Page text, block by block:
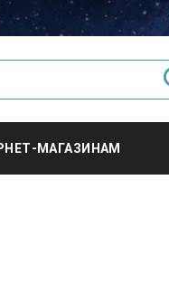
МАГАЗИНАМ